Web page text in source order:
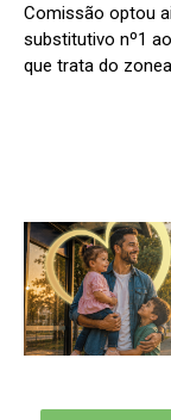
Comissão optou
substitutivo nº1
que trata do